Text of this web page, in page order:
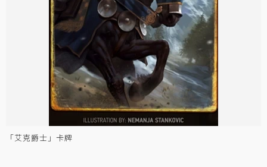
「艾克爵士」卡牌